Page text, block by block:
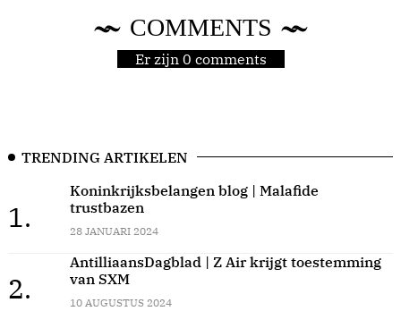
COMMENTS
Er zijn 0 comments
TRENDING ARTIKELEN
1.
Koninkrijksbelangen blog | Malafide
trustbazen
28 JANUARI 2024
2.
AntilliaansDagblad | Z Air krijgt toestemming
van SXM
10 AUGUSTUS 2024